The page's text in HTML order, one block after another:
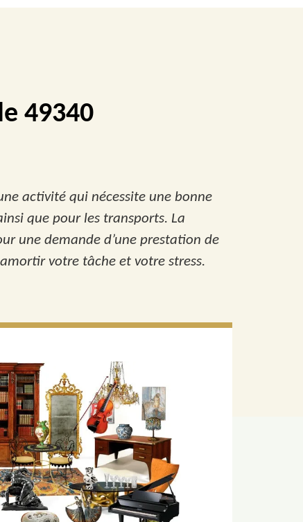
49340
activité qui nécessite une bonne
que pour les transports. La
une demande d’une prestation de
votre tâche et votre stress.